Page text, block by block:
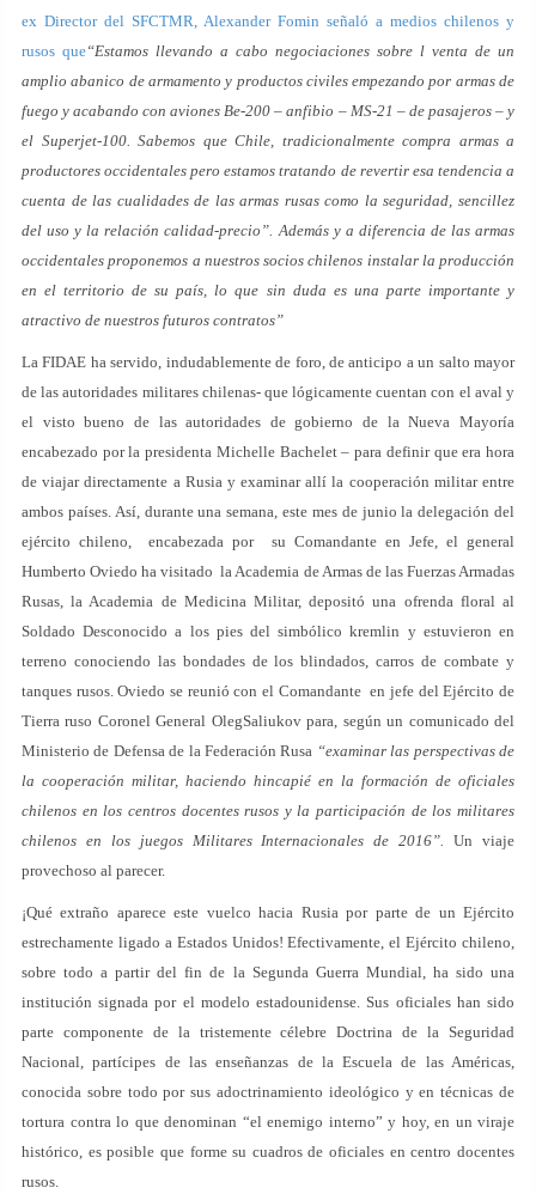
ex Director del SFCTMR, Alexander Fomin señaló a medios chilenos y
rusos que“Estamos llevando a cabo negociaciones sobre l venta de un
amplio abanico de armamento y productos civiles empezando por armas de
fuego y acabando con aviones Be-200 – anfibio – MS-21 – de pasajeros – y
el Superjet-100. Sabemos que Chile, tradicionalmente compra armas a
productores occidentales pero estamos tratando de revertir esa tendencia a
cuenta de las cualidades de las armas rusas como la seguridad, sencillez
del uso y la relación calidad-precio”. Además y a diferencia de las armas
occidentales proponemos a nuestros socios chilenos instalar la producción
en el territorio de su país, lo que sin duda es una parte importante y
atractivo de nuestros futuros contratos”
La FIDAE ha servido, indudablemente de foro, de anticipo a un salto mayor
de las autoridades militares chilenas- que lógicamente cuentan con el aval y
el visto bueno de las autoridades de gobierno de la Nueva Mayoría
encabezado por la presidenta Michelle Bachelet – para definir que era hora
de viajar directamente a Rusia y examinar allí la cooperación militar entre
ambos países. Así, durante una semana, este mes de junio la delegación del
ejército chileno, encabezada por su Comandante en Jefe, el general
Humberto Oviedo ha visitado la Academia de Armas de las Fuerzas Armadas
Rusas, la Academia de Medicina Militar, depositó una ofrenda floral al
Soldado Desconocido a los pies del simbólico kremlin y estuvieron en
terreno conociendo las bondades de los blindados, carros de combate y
tanques rusos. Oviedo se reunió con el Comandante en jefe del Ejército de
Tierra ruso Coronel General OlegSaliukov para, según un comunicado del
Ministerio de Defensa de la Federación Rusa “examinar las perspectivas de
la cooperación militar, haciendo hincapié en la formación de oficiales
chilenos en los centros docentes rusos y la participación de los militares
chilenos en los juegos Militares Internacionales de 2016”.Un viaje
provechoso al parecer.
¡Qué extraño aparece este vuelco hacia Rusia por parte de un Ejército
estrechamente ligado a Estados Unidos! Efectivamente, el Ejército chileno,
sobre todo a partir del fin de la Segunda Guerra Mundial, ha sido una
institución signada por el modelo estadounidense. Sus oficiales han sido
parte componente de la tristemente célebre Doctrina de la Seguridad
Nacional, partícipes de las enseñanzas de la Escuela de las Américas,
conocida sobre todo por sus adoctrinamiento ideológico y en técnicas de
tortura contra lo que denominan “el enemigo interno” y hoy, en un viraje
histórico, es posible que forme su cuadros de oficiales en centro docentes
rusos.